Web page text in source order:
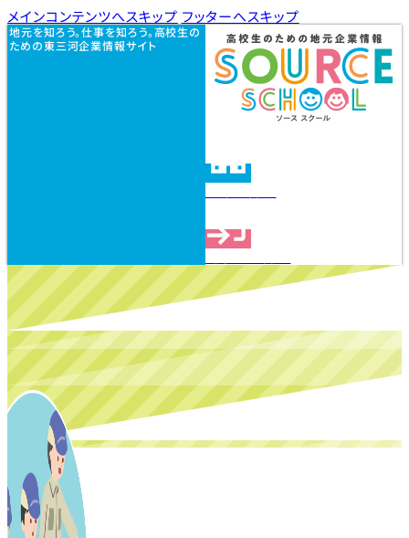
メインコンテンツへスキップ フッターへスキップ
地元を知ろう。仕事を知ろう。高校生の
ための東三河企業情報サイト